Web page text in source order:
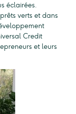
éclairées.
verts et dans
Credit
et leurs